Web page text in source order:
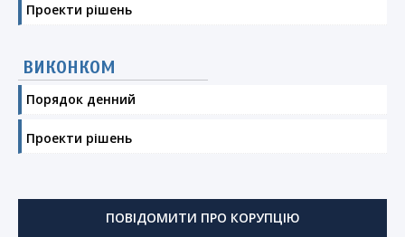
Проекти рішень
ВИКОНКОМ
Порядок денний
Проекти рішень
ПОВІДОМИТИ ПРО КОРУПЦІЮ